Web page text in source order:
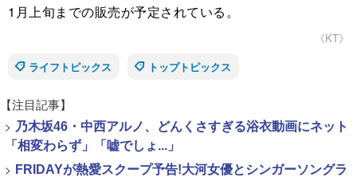
1月上旬までの販売が予定されている。
《KT》
ライフトピックス
トップトピックス
【注目記事】
> 乃木坂46・中西アルノ、どんくさすぎる浴衣動画にネット
「相変わらず」「嘘でしょ...」
> FRIDAYが熱愛スクープ予告!大河女優とシンガーソングラ